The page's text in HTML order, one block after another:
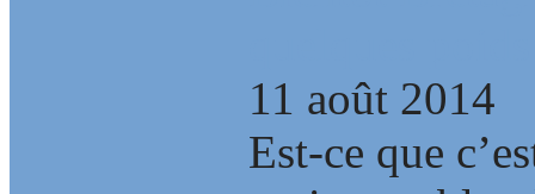
11 août 2014
Est-ce que